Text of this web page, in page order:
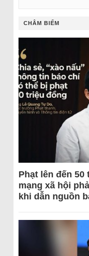
CHÂM BIẾM
Phạt lên đến
mạng xã hội
khi dẫn nguồn